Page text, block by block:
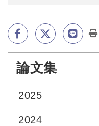
論文集
2025
2024